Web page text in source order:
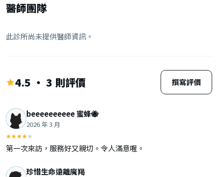
醫師團隊
此診所尚未提供醫師資訊。
4.5 · 3 則評價 撰寫評價
beeeeeeeeee 蜜蜂🐝
2026 年 3 月
第一次來訪，服務好又親切。令人滿意喔。
珍惜生命遠離魔羯